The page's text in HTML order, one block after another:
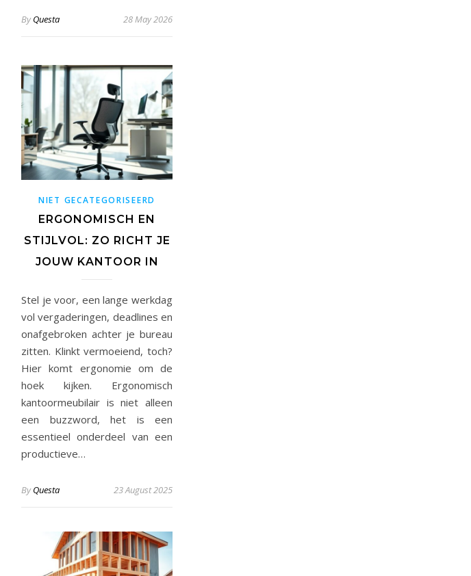
ByQuesta 28 May 2026
NIET GECATEGORISEERD
ERGONOMISCH EN
STIJLVOL: ZO RICHT JE
JOUW KANTOOR IN
Stel je voor, een lange werkdag
vol vergaderingen, deadlines en
onafgebroken achter je bureau
zitten. Klinkt vermoeiend, toch?
Hier komt ergonomie om de
hoek kijken. Ergonomisch
kantoormeubilair is niet alleen
een buzzword, het is een
essentieel onderdeel van een
productieve…
ByQuesta 23 August 2025